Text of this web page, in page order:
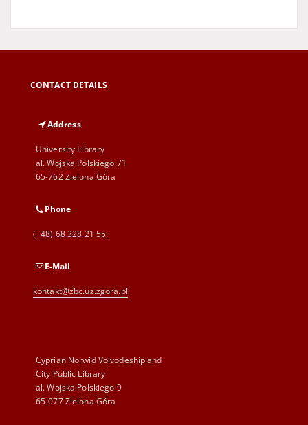
CONTACT DETAILS
Address
University Library
al. Wojska Polskiego 71
65-762 Zielona Góra
Phone
(+48) 68 328 21 55
E-Mail
kontakt@zbc.uz.zgora.pl
Cyprian Norwid Voivodeship and
City Public Library
al. Wojska Polskiego 9
65-077 Zielona Góra